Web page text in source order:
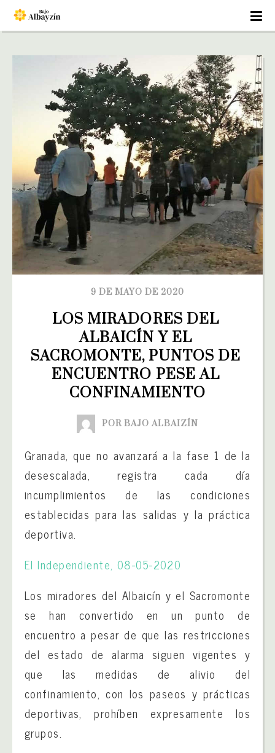
9 DE MAYO DE 2020
LOS MIRADORES DEL
ALBAICÍN Y EL
SACROMONTE, PUNTOS DE
ENCUENTRO PESE AL
CONFINAMIENTO
POR BAJO ALBAIZÍN
Granada, que no avanzará a la fase 1 de la
desescalada, registra cada día
incumplimientos de las condiciones
establecidas para las salidas y la práctica
deportiva.
El Independiente, 08-05-2020
Los miradores del Albaicín y el Sacromonte
se han convertido en un punto de
encuentro a pesar de que las restricciones
del estado de alarma siguen vigentes y
que las medidas de alivio del
confinamiento, con los paseos y prácticas
deportivas, prohíben expresamente los
grupos.